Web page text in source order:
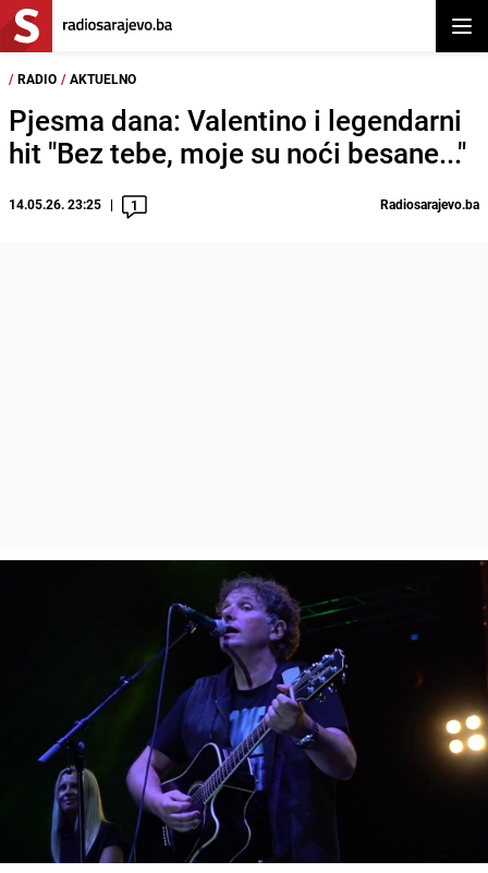
/ RADIO / AKTUELNO
Pjesma dana: Valentino i legendarni
hit "Bez tebe, moje su noći besane..."
14.05.26. 23:25 1 Radiosarajevo.ba